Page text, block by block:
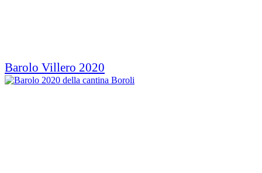
Barolo Villero 2020